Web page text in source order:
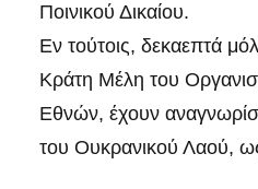
Ποινικού Δικαίου.
Εν τούτοις, δεκαεπτά
Κράτη Μέλη του
Εθνών, έχουν
του Ουκρανικού Λαού,